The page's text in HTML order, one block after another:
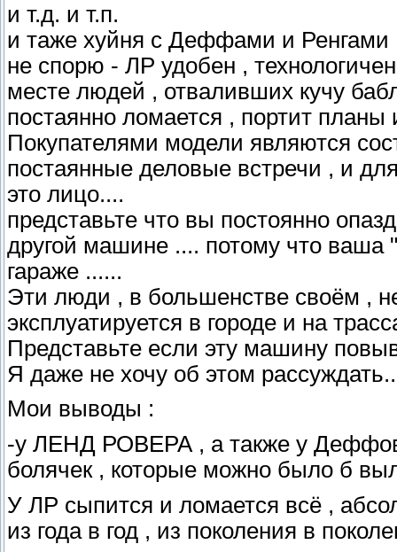
и т.д. и т.п.
и таже хуйня с Деффами и Ренгами
не спорю - ЛР удобен ,
месте людей , отваливших кучу
постаянно ломается , портит планы
Покупателями модели являются
постаянные деловые встречи , и
это лицо....
представьте что вы постоянно
другой машине .... потому что ваша
гараже ......
Эти люди , в большенстве своём ,
эксплуатируется в городе и на
Представьте если эту машину
Я даже не хочу об этом
Мои выводы :
-у ЛЕНД РОВЕРА , а также у Деффов
болячек , которые можно было б
У ЛР сыпится и ломается всё ,
из года в год , из поколения в